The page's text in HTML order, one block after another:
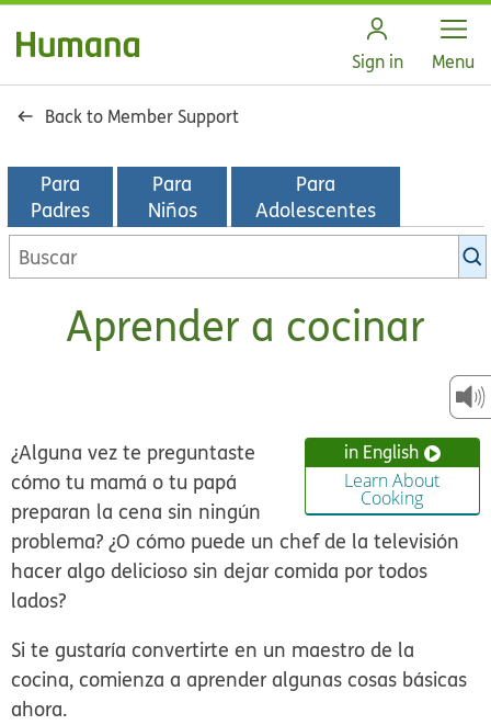
Sign in Open
Menu
Back to Member Support
Para
Padres
Para
Niños
Para
Adolescentes
Buscar
en
bibliotecaAprender a cocinar
in English
Learn About
Cooking
¿Alguna vez te preguntaste
cómo tu mamá o tu papá
preparan la cena sin ningún
problema? ¿O cómo puede un chef de la televisión
hacer algo delicioso sin dejar comida por todos
lados?
Si te gustaría convertirte en un maestro de la
cocina, comienza a aprender algunas cosas básicas
ahora.